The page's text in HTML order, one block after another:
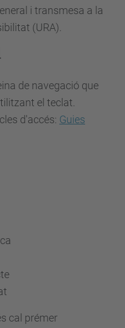
i transmesa a la
(URA).
de navegació que
el teclat.
d'accés: Guies
cal prémer